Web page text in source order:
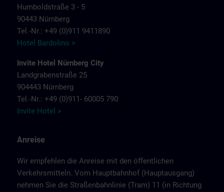
Humboldstraße 3 - 5
90443 Nürnberg
Tel.-Nr.: +49 (0)911 9411890
Hotel Bardolino >
Invite Hotel Nürnberg City
Landgrabenstraße 25
904443 Nürnberg
Tel.-Nr.: +49 (0)911- 60005 790
Invite Hotel >
Anreise
Wir empfehlen die Anreise mit den öffentlichen
Verkehrsmitteln. Vom Hauptbahnhof (Hauptausgang)
nehmen Sie die Straßenbahnlinie (Tram) 11 (in Richtung